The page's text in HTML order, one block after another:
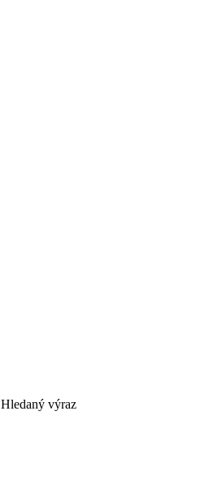
Hledaný výraz